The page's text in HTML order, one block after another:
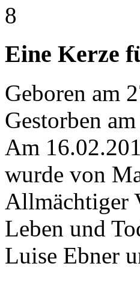
Eine Kerze
Geboren am
Gestorben
Am
wurde von
Allmächtiger
Leben und
Luise Ebner